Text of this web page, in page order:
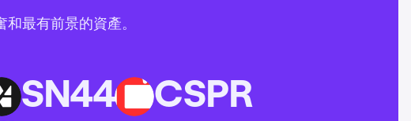
最有前景的資產。
SN44 CSPR